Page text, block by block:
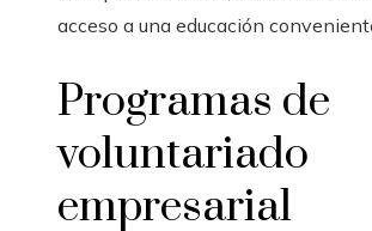
acceso a una educación
Programas de
voluntariado
empresarial